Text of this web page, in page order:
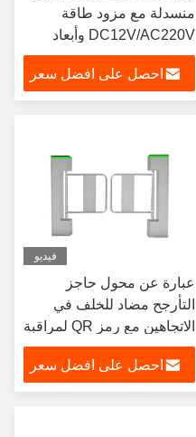
منسدلة مع مزود طاقة
DC12V/AC220V وأبعاد
1400x160x980 ملم وضمان
لمدة 12 شهرًا احصل على افضل سعر
فيديو
عبارة عن محول حاجز
التأرجح مضاد للخلف في
الاتجاهين مع رمز QR لمراقبة
الوصول إلى السوبر ماركت
احصل على افضل سعر